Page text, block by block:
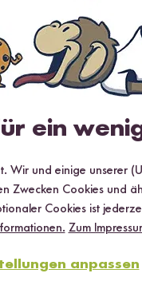
ein
Wir und einige unserer
Zwecken Cookies und
Cookies ist
Zum
anpassen